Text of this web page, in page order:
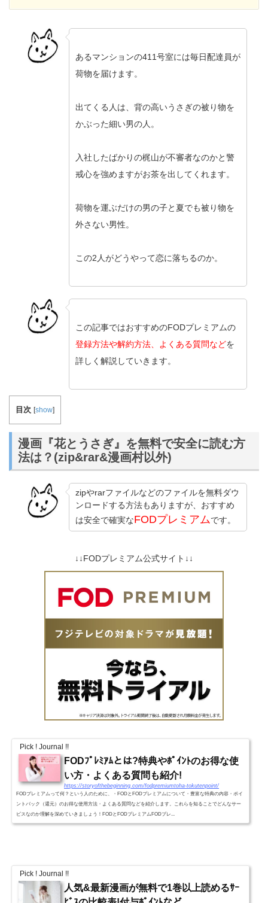
あるマンションの411号室には毎日配達員が
荷物を届けます。
出てくる人は、背の高いうさぎの被り物を
かぶった細い男の人。
入社したばかりの梶山が不審者なのかと警
戒心を強めますがお茶を出してくれます。
荷物を運ぶだけの男の子と夏でも被り物を
外さない男性。
この2人がどうやって恋に落ちるのか。
この記事ではおすすめのFODプレミアムの
登録方法や解約方法、よくある質問などを
詳しく解説していきます。
目次 [show]
漫画『花とうさぎ』を無料で安全に読む方
法は？(zip&rar&漫画村以外)
zipやrarファイルなどのファイルを無料ダウ
ンロードする方法もありますが、おすすめ
は安全で確実なFODプレミアムです。
↓↓FODプレミアム公式サイト↓↓
Pick ! Journal !!
FODﾌﾟﾚﾐｱﾑとは?特典やﾎﾟｲﾝﾄのお得な使
い方・よくある質問も紹介!
https://storyofthebeginning.com/fodpremiumtoha-tokutenpoint/
FODプレミアムって何？という人のために、・FODとFODプレミアムについて・豊富な特典の内容・ポイ
ントバック（還元）のお得な使用方法・よくある質問などを紹介します。これらを知ることでどんなサー
ビスなのか理解を深めていきましょう！FODとFODプレミアムFODプレ...
Pick ! Journal !!
人気&最新漫画が無料で1巻以上読めるｻｰ